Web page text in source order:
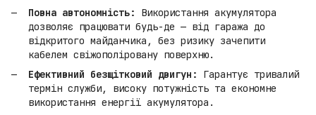
Повна автономність:
Використання акумулятора
дозволяє працювати будь-де — від гаража до
відкритого майданчика, без ризику зачепити
кабелем свіжополіровану поверхню.
Ефективний безщітковий двигун:
Гарантує тривалий
термін служби, високу потужність та економне
використання енергії акумулятора.